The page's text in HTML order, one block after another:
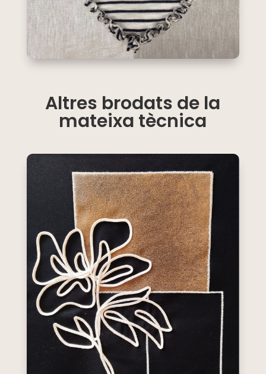
Altres brodats de la
mateixa tècnica